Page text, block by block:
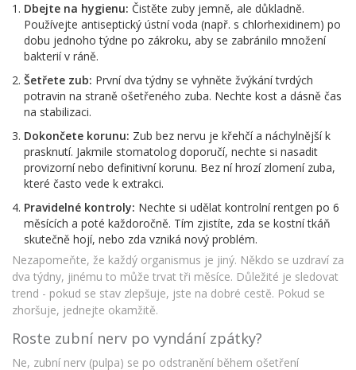
Dbejte na hygienu: Čistěte zuby jemně, ale důkladně.
Používejte antiseptický ústní voda (např. s chlorhexidinem) po
dobu jednoho týdne po zákroku, aby se zabránilo množení
bakterií v ráně.
Šetřete zub: První dva týdny se vyhněte žvýkání tvrdých
potravin na straně ošetřeného zuba. Nechte kost a dásně čas
na stabilizaci.
Dokončete korunu: Zub bez nervu je křehčí a náchylnější k
prasknutí. Jakmile stomatolog doporučí, nechte si nasadit
provizorní nebo definitivní korunu. Bez ní hrozí zlomení zuba,
které často vede k extrakci.
Pravidelné kontroly: Nechte si udělat kontrolní rentgen po 6
měsících a poté každoročně. Tím zjistíte, zda se kostní tkáň
skutečně hojí, nebo zda vzniká nový problém.
Nezapomeňte, že každý organismus je jiný. Někdo se uzdraví za
dva týdny, jinému to může trvat tři měsíce. Důležité je sledovat
trend - pokud se stav zlepšuje, jste na dobré cestě. Pokud se
zhoršuje, jednejte okamžitě.
Roste zubní nerv po vyndání zpátky?
Ne, zubní nerv (pulpa) se po odstranění během ošetření